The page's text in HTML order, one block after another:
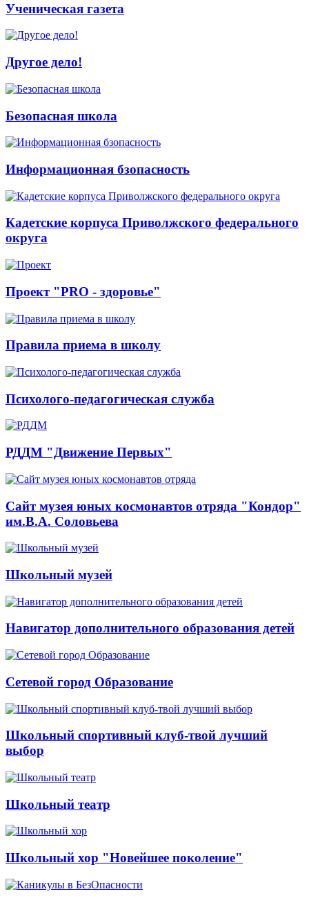
Ученическая газета
Другое дело!
Безопасная школа
Информационная бзопасность
Кадетские корпуса Приволжского федерального
округа
Проект "PRO - здоровье"
Правила приема в школу
Психолого-педагогическая служба
РДДМ "Движение Первых"
Сайт музея юных космонавтов отряда "Кондор"
им.В.А. Соловьева
Школьный музей
Навигатор дополнительного образования детей
Сетевой город Образование
Школьный спортивный клуб-твой лучший
выбор
Школьный театр
Школьный хор "Новейшее поколение"